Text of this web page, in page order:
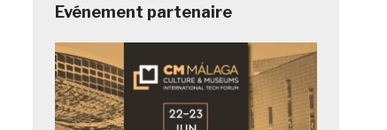
Evénement partenaire